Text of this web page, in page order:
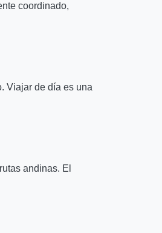
coordinado,
Viajar de día es una
andinas. El